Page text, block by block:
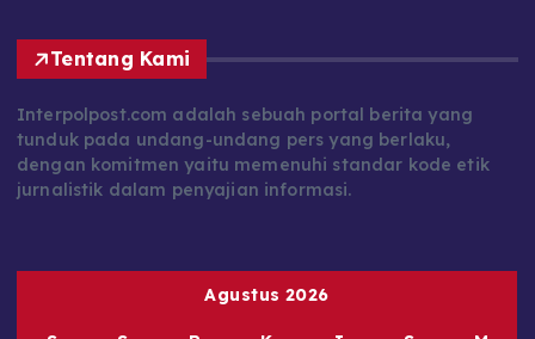
Tentang Kami
tunduk pada undang-undang pers yang berlaku,
dengan komitmen yaitu memenuhi standar kode etik
jurnalistik dalam penyajian informasi.
Agustus 2026